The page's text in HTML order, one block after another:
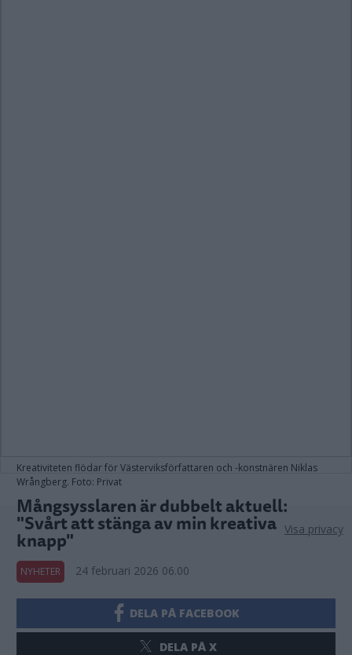
Kreativiteten flödar för Västerviksförfattaren och -konstnären Niklas
Wrångberg. Foto: Privat
Mångsysslaren är dubbelt aktuell:
"Svårt att stänga av min kreativa
knapp"
NYHETER 24 februari 2026 06.00
DELA PÅ FACEBOOK
DELA PÅ X
Visa privacy